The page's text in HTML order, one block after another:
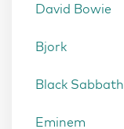
David Bowie
Bjork
Black Sabbath
Eminem